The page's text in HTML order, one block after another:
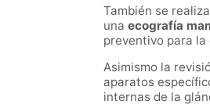
También se
una ecografía
preventivo para la
Asimismo la
aparatos
internas de la